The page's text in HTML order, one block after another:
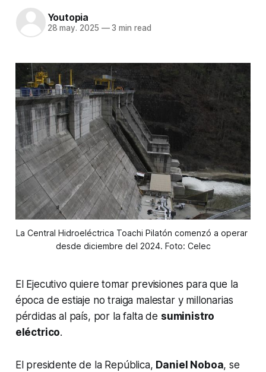
Youtopia
28 may. 2025 —3 min read
La Central Hidroeléctrica Toachi Pilatón comenzó a operar
desde diciembre del 2024. Foto: Celec
El Ejecutivo quiere tomar previsiones para que la
época de estiaje no traiga malestar y millonarias
pérdidas al país, por la falta de suministro
eléctrico.
El presidente de la República, Daniel Noboa, se